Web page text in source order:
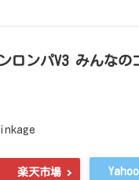
ロンパV3 みんな
楽天市場